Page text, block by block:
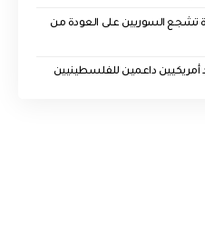
تشجع السوريين على العودة من
داعمين للفلسطينيين